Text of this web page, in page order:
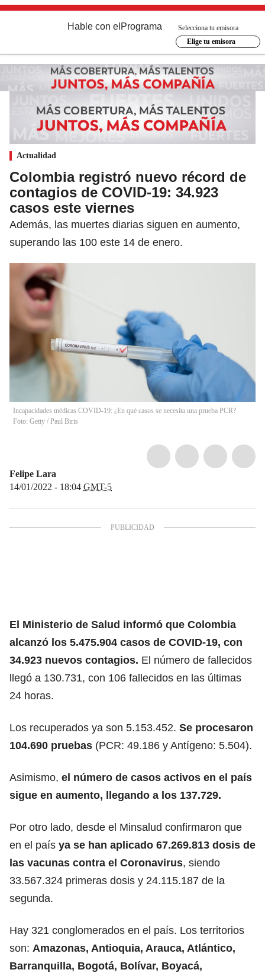
Hable con el Programa
Selecciona tu emisora
Elige tu emisora
Actualidad
Colombia registró nuevo récord de
contagios de COVID-19: 34.923
casos este viernes
Además, las muertes diarias siguen en aumento,
superando las 100 este 14 de enero.
Incapacidades médicas COVID-19: ¿En qué casos se necesita una prueba PCR?
Foto: Getty / Paul Biris
Felipe Lara
14/01/2022 - 18:04 GMT-5
El Ministerio de Salud informó que Colombia
alcanzó los 5.475.904 casos de COVID-19, con
34.923 nuevos contagios. El número de fallecidos
llegó a 130.731, con 106 fallecidos en las últimas
24 horas.
Los recuperados ya son 5.153.452. Se procesaron
104.690 pruebas (PCR: 49.186 y Antígeno: 5.504).
Asimismo, el número de casos activos en el país
sigue en aumento, llegando a los 137.729.
Por otro lado, desde el Minsalud confirmaron que
en el país ya se han aplicado 67.269.813 dosis de
las vacunas contra el Coronavirus, siendo
33.567.324 primeras dosis y 24.115.187 de la
segunda.
Hay 321 conglomerados en el país. Los territorios
son: Amazonas, Antioquia, Arauca, Atlántico,
Barranquilla, Bogotá, Bolívar, Boyacá,